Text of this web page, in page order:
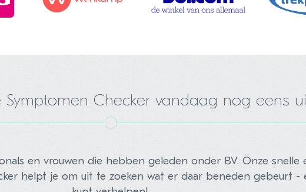
Symptomen Checker vandaag nog eens
en vrouwen die hebben geleden onder BV. Onze snelle
helpt je om uit te zoeken wat er daar beneden gebeurt -